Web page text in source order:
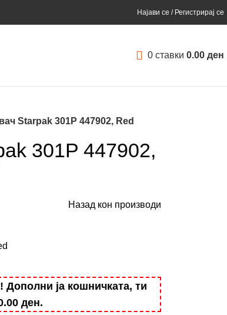
Најави се / Регистрирај се
0 ставки 0.00 ден
Starpak 301P 447902, Red
301P 447902,
Назад кон производи
ја кошничката, ти
ден.